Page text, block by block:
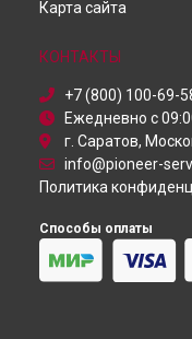
Ремонт DJ
Ульяновске
Ремонт DJ
Ремонт DJ
Ремонт DJ
Карта сайта
КОНТАКТЫ
+7 (800) 100-69-
Ежедневно с
г. Саратов,
info@pioneer-
Политика
Способы оплаты